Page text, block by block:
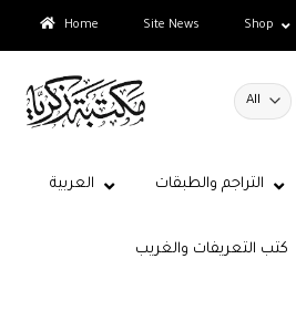
Home Site News Shop
التراجم والطبقات العربية
كتب التعريفات والغريب